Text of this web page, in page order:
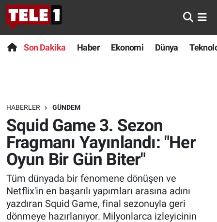
Son Dakika Haber Ekonomi Dünya
HABERLER GÜNDEM
Squid Game 3. Sezon
Fragmanı Yayınlandı: "Her
Oyun Bir Gün Biter"
Tüm dünyada bir fenomene dönüşen ve
Netflix'in en başarılı yapımları arasına adını
yazdıran Squid Game, final sezonuyla geri
dönmeye hazırlanıyor. Milyonlarca izleyicinin
Anında Manşet
Başka Sohbetler
Bilim turu
Bilim ve Teknoloji Evreni
Doğa Konuşuyor
Dünya
Ege Saati
Son Dakika
Haber
Dünya
Sağlık
Spor
Yayın Akışı
Nöbetçi Eczaneler
Hava Durumu
Trafik Durumu
Süper Lig Puan Durumu ve Fikstür
Tüm Manşetler
Son Dakika Haberleri
Haber Arşivi